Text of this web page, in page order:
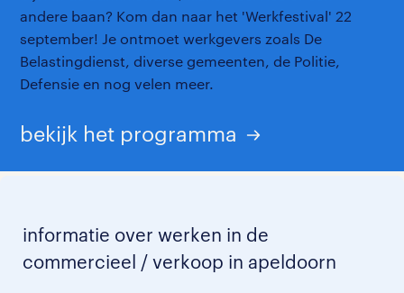
andere baan? Kom dan naar het 'Werkfestival' 22
september! Je ontmoet werkgevers zoals De
Belastingdienst, diverse gemeenten, de Politie,
Defensie en nog velen meer.
bekijk het programma
informatie over werken in de
commercieel / verkoop in apeldoorn